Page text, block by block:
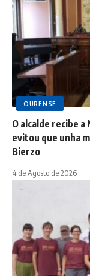
OURENSE
O alcalde recibe
evitou que unha
Bierzo
4 de Agosto de 2026